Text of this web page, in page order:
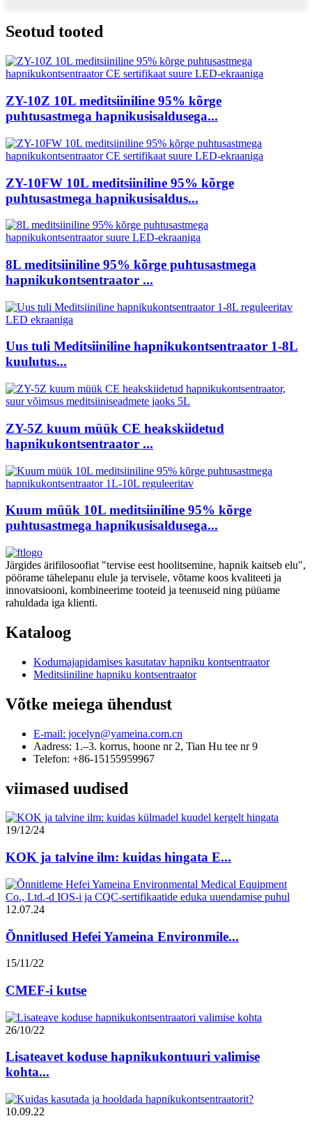
Seotud tooted
ZY-10Z 10L meditsiiniline 95% kõrge
puhtusastmega hapnikusisaldusega...
ZY-10FW 10L meditsiiniline 95% kõrge
puhtusastmega hapnikusisaldus...
8L meditsiiniline 95% kõrge puhtusastmega
hapnikukontsentraator ...
Uus tuli Meditsiiniline hapnikukontsentraator 1-8L
kuulutus...
ZY-5Z kuum müük CE heakskiidetud
hapnikukontsentraator ...
Kuum müük 10L meditsiiniline 95% kõrge
puhtusastmega hapnikusisaldusega...
Järgides ärifilosoofiat "tervise eest hoolitsemine, hapnik kaitseb elu",
pöörame tähelepanu elule ja tervisele, võtame koos kvaliteeti ja
innovatsiooni, kombineerime tooteid ja teenuseid ning püüame
rahuldada iga klienti.
Kataloog
Kodumajapidamises kasutatav hapniku kontsentraator
Meditsiiniline hapniku kontsentraator
Võtke meiega ühendust
E-mail: jocelyn@yameina.com.cn
Aadress: 1.–3. korrus, hoone nr 2, Tian Hu tee nr 9
Telefon: +86-15155959967
viimased uudised
19/12/24
KOK ja talvine ilm: kuidas hingata E...
12.07.24
Õnnitlused Hefei Yameina Environmile...
15/11/22
CMEF-i kutse
26/10/22
Lisateavet koduse hapnikukontuuri valimise
kohta...
10.09.22